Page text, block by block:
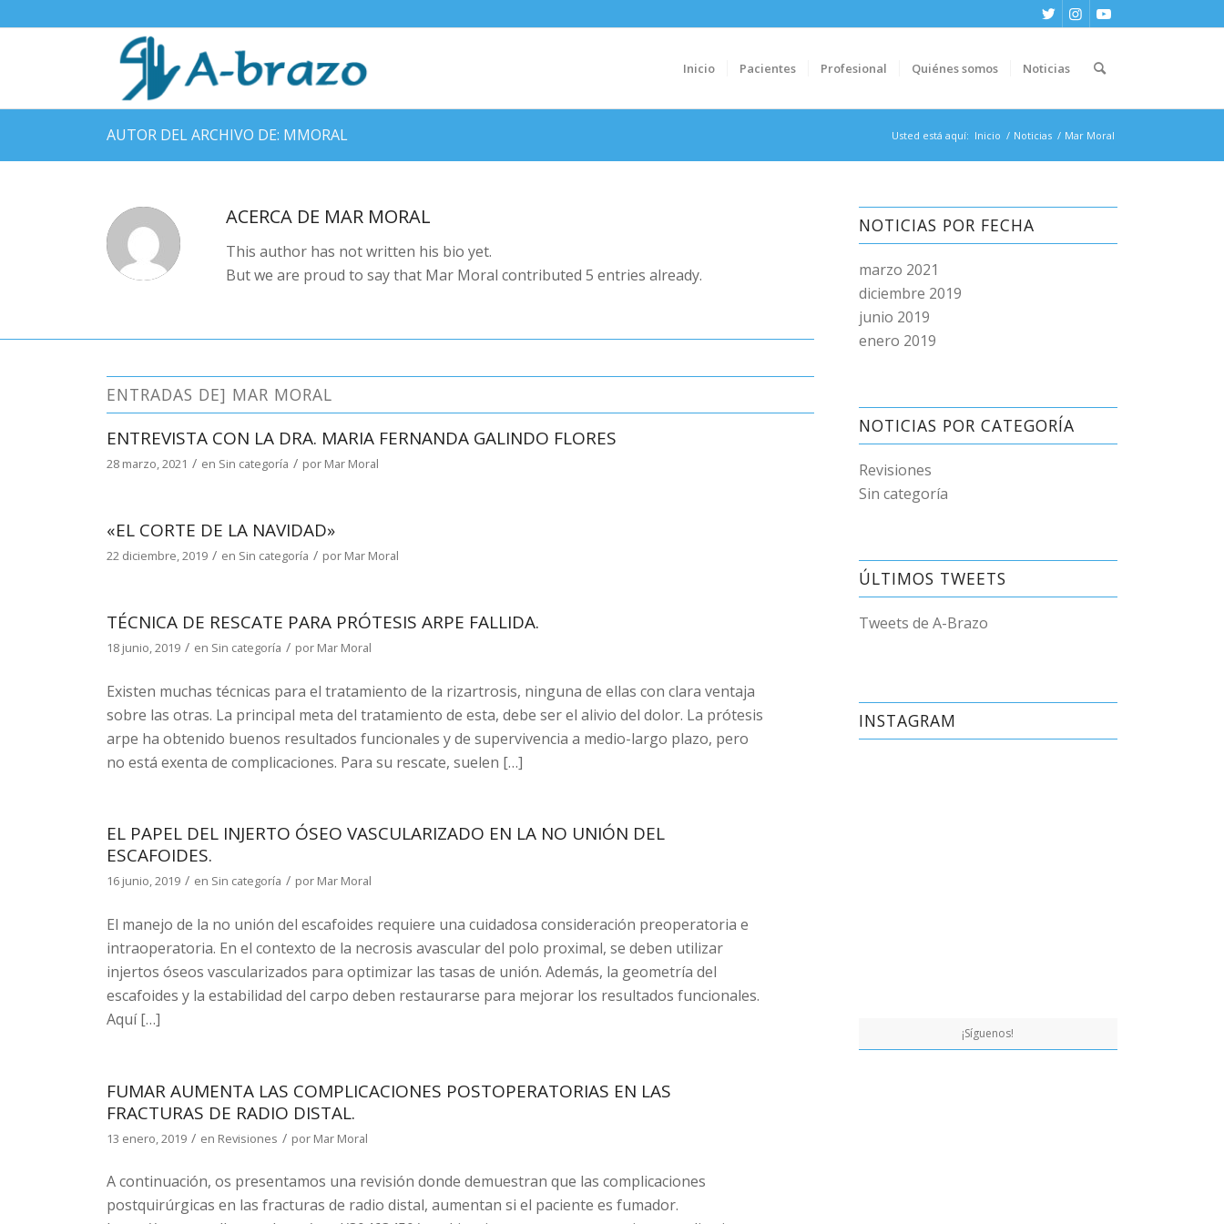
Inicio Pacientes Profesional Quiénes somos Noticias
AUTOR DEL ARCHIVO DE: MMORAL Usted está aquí: Inicio / Noticias / Mar Moral
ACERCA DE MAR MORAL
This author has not written his bio yet.
But we are proud to say that Mar Moral contributed 5 entries already.
ENTRADAS DE] MAR MORAL
ENTREVISTA CON LA DRA. MARIA FERNANDA GALINDO FLORES
28 marzo, 2021 / en Sin categoría / por Mar Moral
«EL CORTE DE LA NAVIDAD»
22 diciembre, 2019 / en Sin categoría / por Mar Moral
TÉCNICA DE RESCATE PARA PRÓTESIS ARPE FALLIDA.
18 junio, 2019 / en Sin categoría / por Mar Moral
Existen muchas técnicas para el tratamiento de la rizartrosis, ninguna de ellas con clara ventaja
sobre las otras. La principal meta del tratamiento de esta, debe ser el alivio del dolor. La prótesis
arpe ha obtenido buenos resultados funcionales y de supervivencia a medio-largo plazo, pero
no está exenta de complicaciones. Para su rescate, suelen […]
EL PAPEL DEL INJERTO ÓSEO VASCULARIZADO EN LA NO UNIÓN DEL
ESCAFOIDES.
16 junio, 2019 / en Sin categoría / por Mar Moral
El manejo de la no unión del escafoides requiere una cuidadosa consideración preoperatoria e
intraoperatoria. En el contexto de la necrosis avascular del polo proximal, se deben utilizar
injertos óseos vascularizados para optimizar las tasas de unión. Además, la geometría del
escafoides y la estabilidad del carpo deben restaurarse para mejorar los resultados funcionales.
Aquí […]
FUMAR AUMENTA LAS COMPLICACIONES POSTOPERATORIAS EN LAS
FRACTURAS DE RADIO DISTAL.
13 enero, 2019 / en Revisiones / por Mar Moral
A continuación, os presentamos una revisión donde demuestran que las complicaciones
postquirúrgicas en las fracturas de radio distal, aumentan si el paciente es fumador.
NOTICIAS POR FECHA
marzo 2021
diciembre 2019
junio 2019
enero 2019
NOTICIAS POR CATEGORÍA
Revisiones
Sin categoría
ÚLTIMOS TWEETS
Tweets de A-Brazo
INSTAGRAM
¡Síguenos!